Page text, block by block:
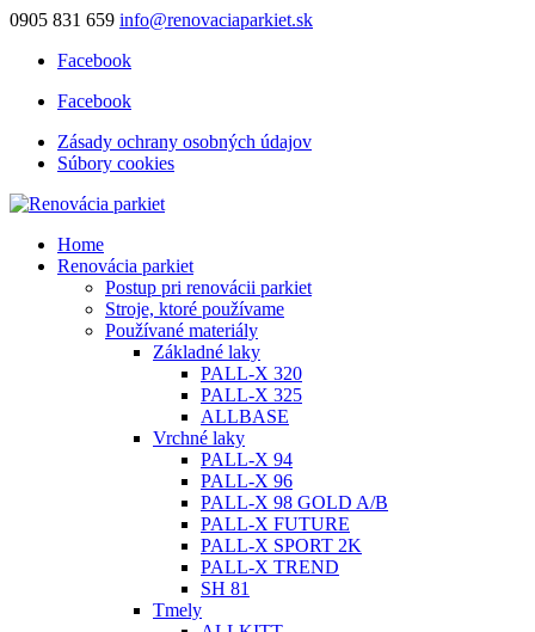
0905 831 659 info@renovaciaparkiet.sk
Facebook
Facebook
Zásady ochrany osobných údajov
Súbory cookies
Home
Renovácia parkiet
Postup pri renovácii parkiet
Stroje, ktoré používame
Používané materiály
Základné laky
PALL-X 320
PALL-X 325
ALLBASE
Vrchné laky
PALL-X 94
PALL-X 96
PALL-X 98 GOLD A/B
PALL-X FUTURE
PALL-X SPORT 2K
PALL-X TREND
SH 81
Tmely